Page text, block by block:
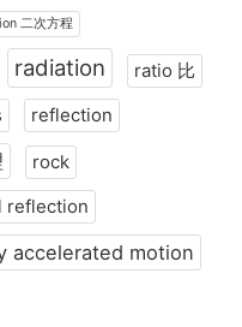
二次方程
radiation
ratio 比
reflection
rock
reflection
accelerated motion